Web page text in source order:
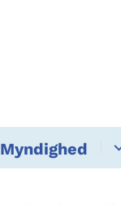
Myndighed